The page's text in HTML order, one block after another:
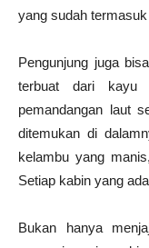
yang sudah
Pengunjung juga
terbuat dari kayu
pemandangan laut
ditemukan di
kelambu yang
Setiap kabin yang
Bukan hanya